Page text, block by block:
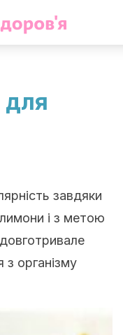
завдяки
і з метою
організму